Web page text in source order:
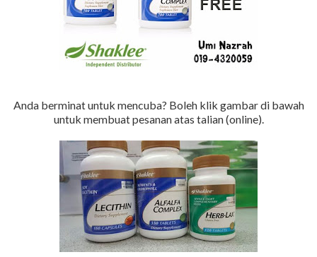
Anda berminat untuk mencuba? Boleh klik gambar di bawah
untuk membuat pesanan atas talian (online).